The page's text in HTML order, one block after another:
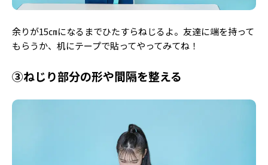
余りが15㎝になるまでひたすらねじるよ。友達に端を持って
もらうか、机にテープで貼ってやってみてね！
③ねじり部分の形や間隔を整える